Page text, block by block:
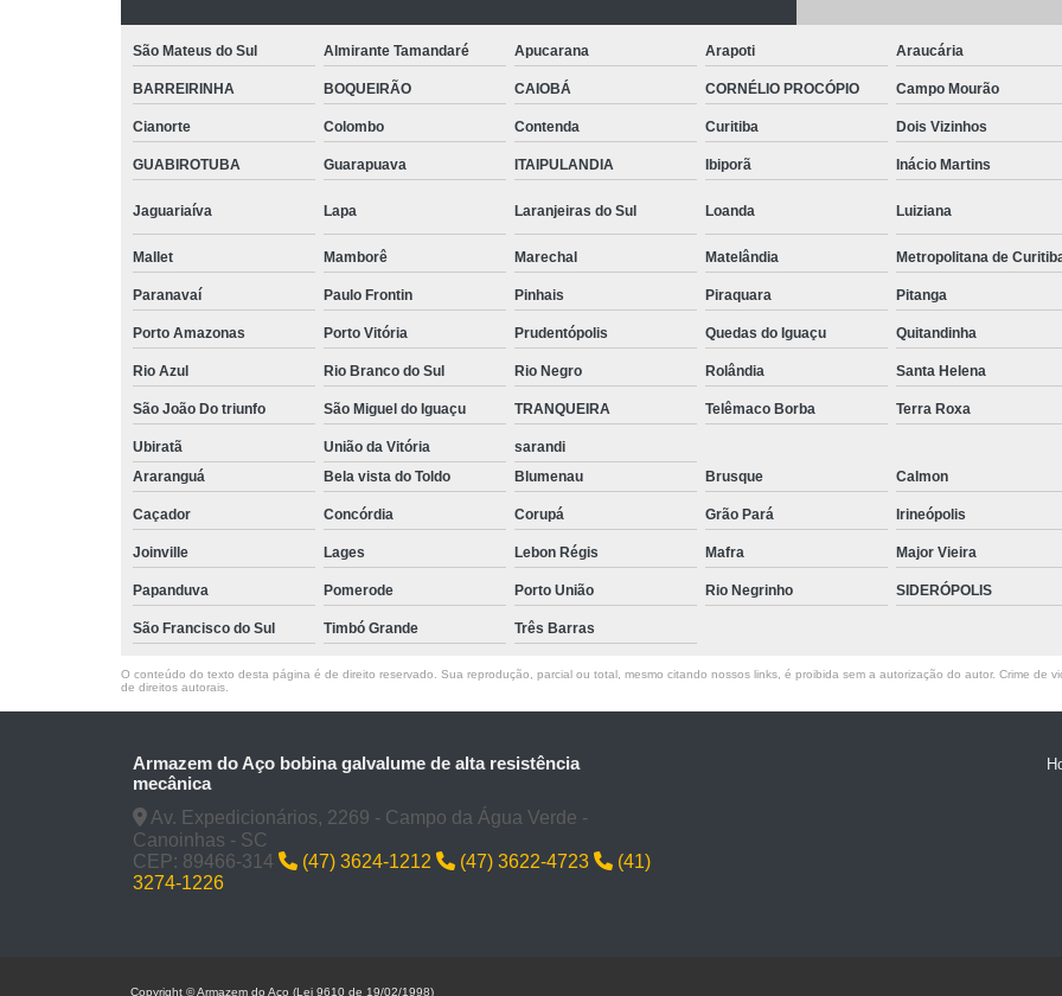
Tinta para Janelas de Ferro
Tinta para
Tinta para Pintar Porta de Aço
Tinta
Tubos Aço Inox
Tubos de Aço
Tubos de Aço Redondo
Tubos Especiais Aço Carbono
Tubos
Tubos Retangulares de Aço Carbono
Viga Aço Perfil I
Viga com Aço
Viga U Aço Carbono
Viga U de Aço
Viga U
São Mateus do Sul Almirante Tamandaré Apucarana Arapoti Araucária
BARREIRINHA BOQUEIRÃO CAIOBÁ CORNÉLIO PROCÓPIO Campo Mourão
Cianorte Colombo Contenda Curitiba Dois Vizinhos
GUABIROTUBA Guarapuava ITAIPULANDIA Ibiporã Inácio Martins
Jaguariaíva Lapa Laranjeiras do Sul Loanda Luiziana
Mallet Mamborê Marechal Matelândia Metropolitana de
Paranavaí Paulo Frontin Pinhais Piraquara Pitanga
Porto Amazonas Porto Vitória Prudentópolis Quedas do Iguaçu Quitandinha
Rio Azul Rio Branco do Sul Rio Negro Rolândia Santa Helena
São João Do triunfo São Miguel do Iguaçu TRANQUEIRA Telêmaco Borba Terra Roxa
Ubiratã União da Vitória
sarandi
Araranguá
Bela vista do Toldo Blumenau Brusque Calmon
Caçador Concórdia Corupá Grão Pará Irineópolis
Joinville Lages Lebon Régis Mafra Major Vieira
Papanduva Pomerode Porto União Rio Negrinho SIDERÓPOLIS
São Francisco do Sul Timbó Grande Três Barras
O conteúdo do texto desta página é de direito reservado. Sua reprodução, parcial ou total, mesmo citando nossos links, é proibida sem a autorização do autor. Crime de
de direitos autorais
Armazem do Aço bobina galvalume de alta resistência
mecânica
Av. Expedicionários, 2269 - Campo da Água Verde -
Canoinhas - SC
CEP: 89466-314
(47) 3624-1212 (47) 3622-4723
(41)
3274-1226
Copyright © Armazem do Aço (Lei 9610 de 19/02/1998)